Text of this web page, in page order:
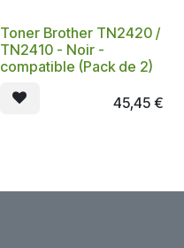
Toner Brother TN2420 /
TN2410 - Noir -
compatible (Pack de 2)
45,45€